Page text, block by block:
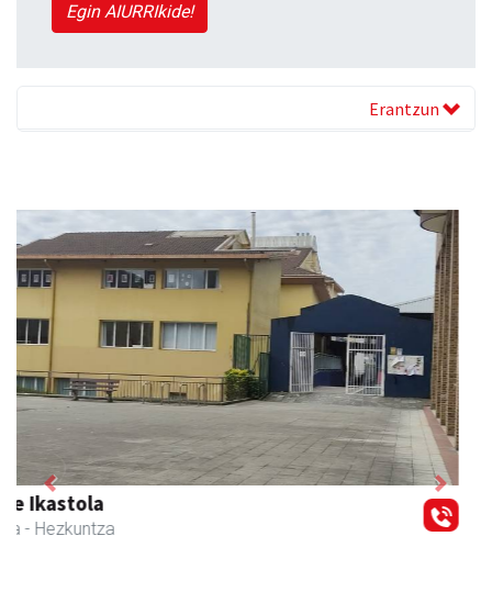
Egin AIURRIkide!
Erantzun
Previous Next